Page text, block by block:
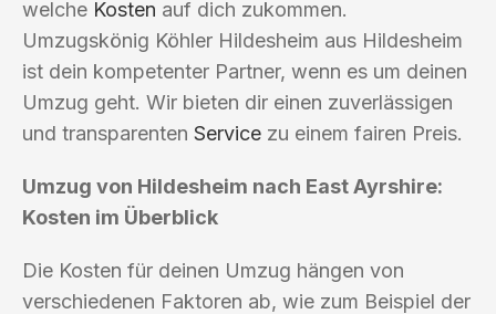
welche Kosten auf dich zukommen.
Umzugskönig Köhler Hildesheim aus Hildesheim
ist dein kompetenter Partner, wenn es um deinen
Umzug geht. Wir bieten dir einen zuverlässigen
und transparenten Service zu einem fairen Preis.
Umzug von Hildesheim nach East Ayrshire:
Kosten im Überblick
Die Kosten für deinen Umzug hängen von
verschiedenen Faktoren ab, wie zum Beispiel der